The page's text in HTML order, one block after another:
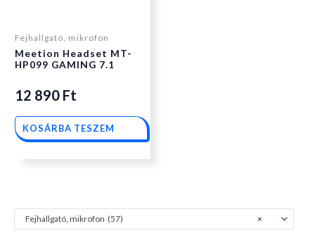
×
Fejhallgató, mikrofon (57)
Fejhallgató, mikrofon
Meetion Headset MT-
HP099 GAMING 7.1
12 890 Ft
KOSÁRBA TESZEM